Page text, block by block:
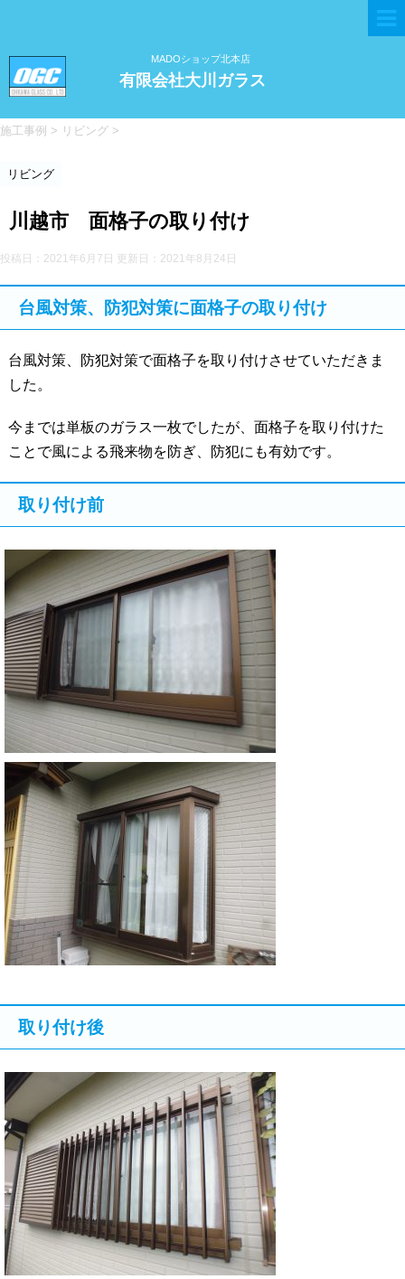
MADOショップ北本店
有限会社大川ガラス
施工事例 > リビング >
リビング
川越市 面格子の取り付け
投稿日：2021年6月7日 更新日： 2021年8月24日
台風対策、防犯対策に面格子の取り付け
台風対策、防犯対策で面格子を取り付けさせていただきま
した。
今までは単板のガラス一枚でしたが、面格子を取り付けた
ことで風による飛来物を防ぎ、防犯にも有効です。
取り付け前
取り付け後